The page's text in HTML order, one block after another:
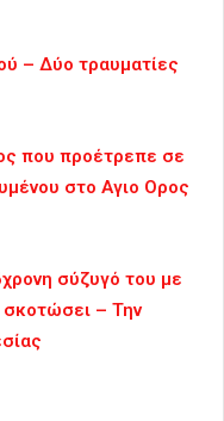
– Δύο τραυματίες
που προέτρεπε σε
στο Αγιο Ορος
σύζυγό του με
σκοτώσει – Την